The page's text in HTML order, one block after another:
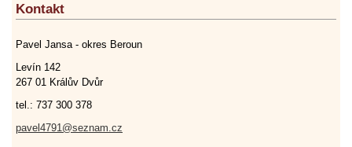
Kontakt
Pavel Jansa - okres Beroun
Levín 142
267 01 Králův Dvůr
tel.: 737 300 378
pavel4791@seznam.cz